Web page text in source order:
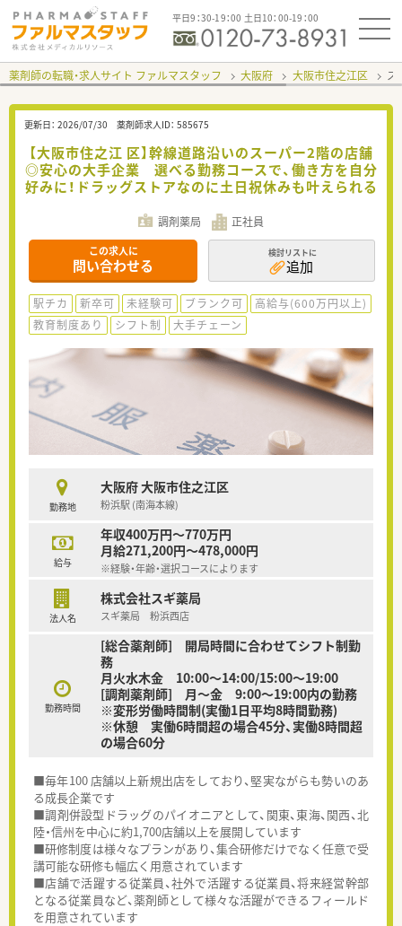
平日9：30-19：00 土日10：00-19：00
薬剤師の転職・求人サイト ファルマスタッフ 大阪府 大阪市住之江区 ス
更新日： 2026/07/30 薬剤師求人ID： 585675
【大阪市住之江 区】幹線道路沿いのスーパー2階の店舗
◎安心の大手企業 選べる勤務コースで、働き方を自分
好みに！ドラッグストアなのに土日祝休みも叶えられる
調剤薬局 正社員
この求人に
問い合わせる
検討リストに
追加
駅チカ 新卒可 未経験可 ブランク可
高給与(600万円以上)
教育制度あり
シフト制 大手チェーン
勤務地
大阪府 大阪市住之江区
粉浜駅 (南海本線)
給与
年収400万円～770万円
月給271,200円～478,000円
※経験・年齢・選択コースによります
法人名
株式会社スギ薬局
スギ薬局 粉浜西店
勤務時間
[総合薬剤師] 開局時間に合わせてシフト制勤
務
月火水木金 10:00〜14:00/15:00〜19:00
[調剤薬剤師] 月～金 9:00～19:00内の勤務
※変形労働時間制(実働1日平均8時間勤務)
※休憩 実働6時間超の場合45分、実働8時間超
の場合60分
■毎年100 店舗以上新規出店をしており、堅実ながらも勢いのあ
る成長企業です
■調剤併設型ドラッグのパイオニアとして、関東、東海、関西、北
陸・信州を中心に約1,700店舗以上を展開しています
■研修制度は様々なプランがあり、集合研修だけでなく任意で受
講可能な研修も幅広く用意されています
■店舗で活躍する従業員、社外で活躍する従業員、将来経営幹部
となる従業員など、薬剤師として様々な活躍ができるフィールド
を用意されています